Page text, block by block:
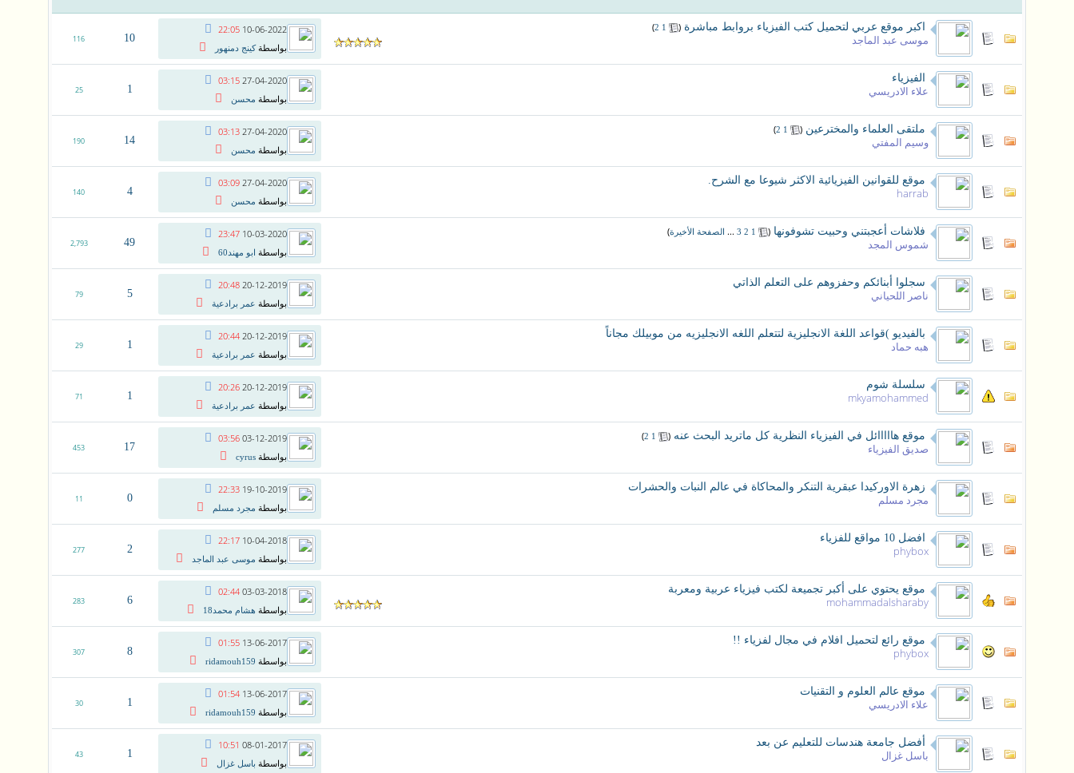
اكبر موقع عربي لتحميل كتب الفيزياء بروابط مباشرة (
1
2
)
موسى عبد الماجد
10-06-2022
22:05
بواسطةكينج دمنهور
10
116
الفيزياء
علاء الادريسي
27-04-2020
03:15
بواسطة محسن
1
25
ملتقى العلماء والمخترعين (
1
2
)
وسيم المفتي
27-04-2020
03:13
بواسطة محسن
14
190
موقع للقوانين الفيزيائية الاكثر شيوعا مع الشرح.
harrab
27-04-2020
03:09
بواسطة محسن
4
140
فلاشات أعجبتني وحبيت تشوفونها (
1
2
3
... الصفحة الأخيرة)
شموس المجد
10-03-2020
23:47
بواسطة ابو مهند60
49
2,793
سجلوا أبنائكم وحفزوهم على التعلم الذاتي
ناصر اللحياني
20-12-2019
20:48
بواسطة عمر برادعية
5
79
بالفيديو )قواعد اللغة الانجليزية لتتعلم اللغه الانجليزيه من موبيلك مجاناً
هبه حماد
20-12-2019
20:44
بواسطة عمر برادعية
1
29
سلسلة شوم
mkyamohammed
20-12-2019
20:26
بواسطة عمر برادعية
1
71
موقع هااااائل في الفيزياء النظرية كل ماتريد البحث عنه (
1
2
)
صديق الفيزياء
03-12-2019
03:56
بواسطة cyrus
17
453
زهرة الاوركيدا عبقرية التنكر والمحاكاة في عالم النبات والحشرات
مجرد مسلم
19-10-2019
22:33
بواسطة مجرد مسلم
0
11
افضل 10 مواقع للفزياء
phybox
10-04-2018
22:17
بواسطة موسى عبد الماجد
2
277
موقع يحتوي على أكبر تجميعة لكتب فيزياء عربية ومعربة
mohammadalsharaby
03-03-2018
02:44
بواسطة هشام محمد18
6
283
موقع رائع لتحميل افلام في مجال لفزياء !!
phybox
13-06-2017
01:55
بواسطة ridamouh159
8
307
موقع عالم العلوم و التقنيات
علاء الادريسي
13-06-2017
01:54
بواسطة ridamouh159
1
30
أفضل جامعة هندسات للتعليم عن بعد
باسل غزال
08-01-2017
10:51
بواسطة باسل غزال
1
43